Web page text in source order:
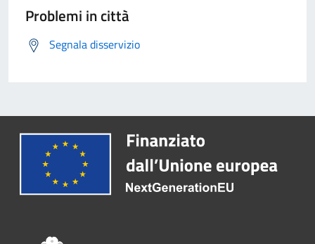
Problemi in città
Segnala disservizio